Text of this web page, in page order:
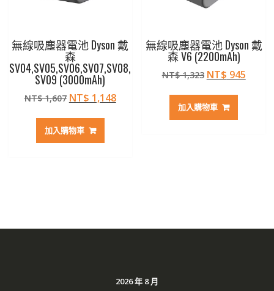
無線吸塵器電池 Dyson 戴
森
SV04,SV05,SV06,SV07,SV08,
SV09 (3000mAh)
NT$1,607 原
價
格：
NT$ 1,148目
加入購物車
無線吸塵器電池 Dyson 戴
森 V6 (2200mAh)
NT$1,323 原
價
格：
NT$ 945目
加入購物車
2026 年 8 月